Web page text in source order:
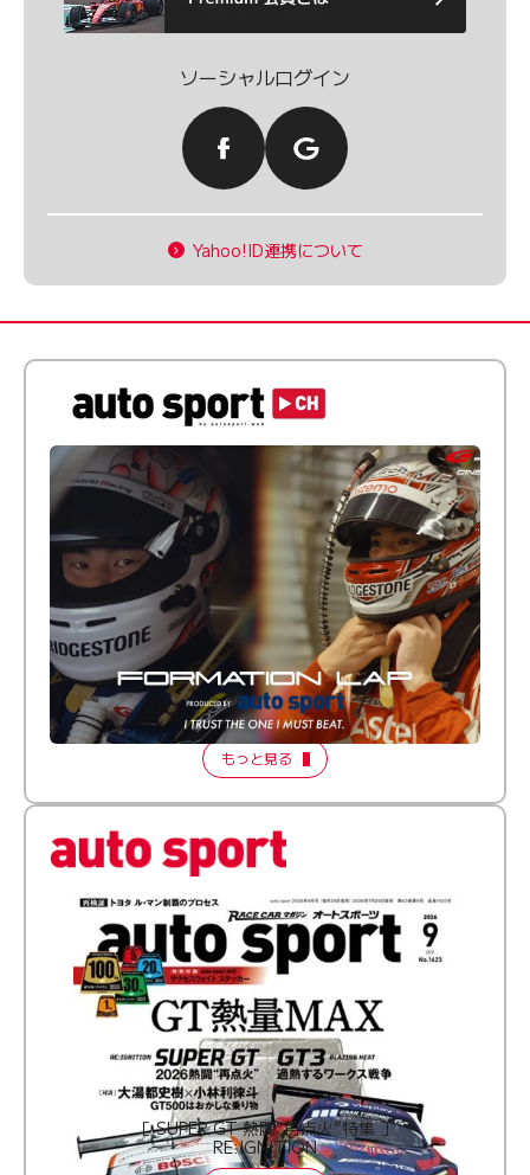
ソーシャルログイン
Yahoo!ID連携について
倒す相手を、信じてる。小林利徠斗 × 野村勇斗
【FORMATION LAP Produced by auto sport】
2026 Episode 2
もっと見る
［ SUPER GT 熱闘“再点火”特集 ］
RE:IGNITION